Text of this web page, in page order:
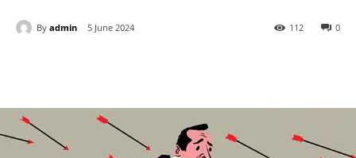
By admin 5 June 2024 0
112